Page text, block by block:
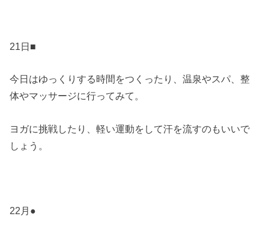
21日■
今日はゆっくりする時間をつくったり、温泉やスパ、整
体やマッサージに行ってみて。
ヨガに挑戦したり、軽い運動をして汗を流すのもいいで
しょう。
22月●